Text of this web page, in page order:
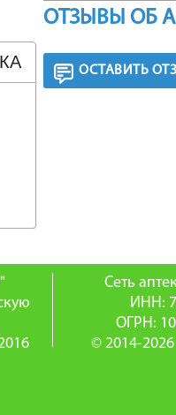
ОТЗЫВЫ ОБ
ОСТАВИТЬ
Сеть
ИНН:
ОГРН:
© 2014-